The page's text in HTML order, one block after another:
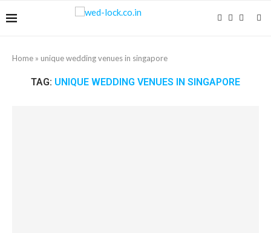
Home » unique wedding venues in singapore
TAG: UNIQUE WEDDING VENUES IN SINGAPORE